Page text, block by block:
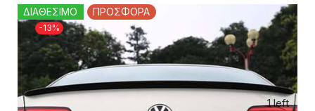
-13%
ΔΙΑΘΕΣΙΜΟ ΠΡΟΣΦΟΡΑ
1 left